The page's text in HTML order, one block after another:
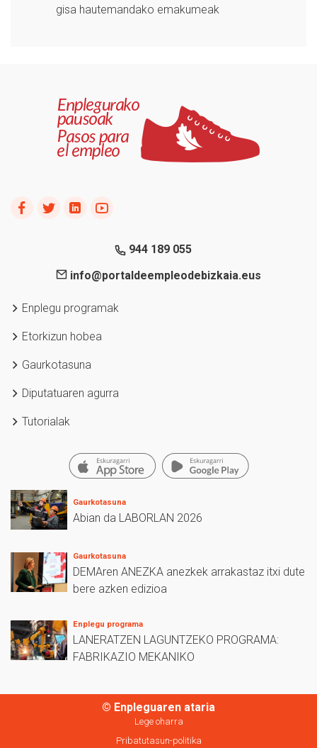
gisa hautemandako emakumeak
944 189 055
info@portaldeempleodebizkaia.eus
Enplegu programak
Etorkizun hobea
Gaurkotasuna
Diputatuaren agurra
Tutorialak
Gaurkotasuna
Abian da LABORLAN 2026
Gaurkotasuna
DEMAren ANEZKA anezkek arrakastaz itxi dute
bere azken edizioa
Enplegu programa
LANERATZEN LAGUNTZEKO PROGRAMA:
FABRIKAZIO MEKANIKO
© Enpleguaren ataria
Lege oharra
Pribatutasun-politika